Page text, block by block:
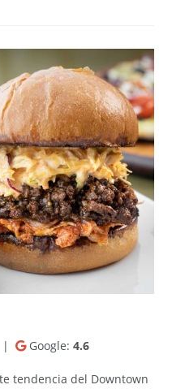
| Google:4.6
tendencia del Downtown